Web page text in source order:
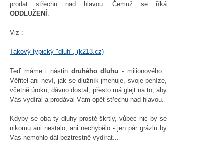
prodat střechu nad hlavou. Čemuž se říká
ODDLUŽENÍ .
Viz :
Takový typický "dluh", (k213.cz)
Teď máme i nástin druhého dluhu - milionového :
Věřitel ani neví, jak se dlužník jmenuje, svoje peníze,
včetně úroků, dávno dostal, přesto má glejt na to, aby
Vás vydíral a prodával Vám opět střechu nad hlavou.
Kdyby se oba ty dluhy prostě škrtly, vůbec nic by se
nikomu ani nestalo, ani nechybělo - jen pár grázlů by
Vás nemohlo dál beztrestně vydírat...